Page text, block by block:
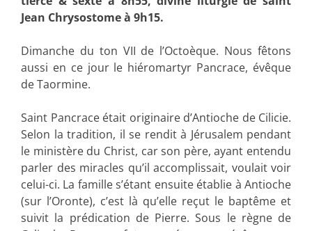
Jean Chrysostome à 9h15.
Dimanche du ton VII de l’Octoèque. Nous fêtons
aussi en ce jour le hiéromartyr Pancrace, évêque
de Taormine.
Saint Pancrace était originaire d’Antioche de Cilicie.
Selon la tradition, il se rendit à Jérusalem pendant
le ministère du Christ, car son père, ayant entendu
parler des miracles qu’il accomplissait, voulait voir
celui-ci. La famille s’étant ensuite établie à Antioche
(sur l’Oronte), c’est là qu’elle reçut le baptême et
suivit la prédication de Pierre. Sous le règne de